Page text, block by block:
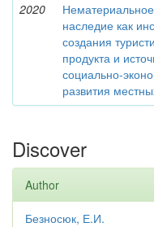
2020
наследие как
создания
продукта и
социально-
развития
Discover
Author
Безносюк, Е.И.